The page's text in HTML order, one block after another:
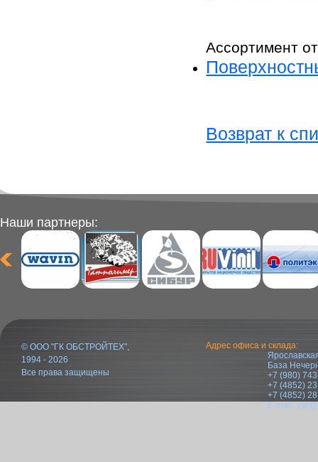
Ассортимент
Возврат к
Наши партнеры:
© ООО "ГК ОБСТРОЙТЕХ",
1994 - 2026
Все права защищены
Адрес офиса и склада:
База
+7 (980)
+7 (4852)
+7 (4852)
E-mail: